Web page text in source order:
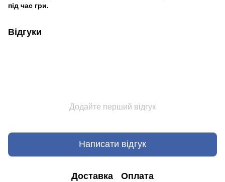
під час гри.
Відгуки
Додайте перший відгук
Написати відгук
Доставка Оплата